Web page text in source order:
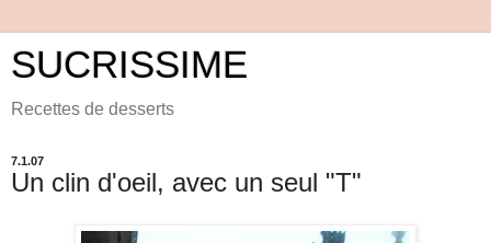
SUCRISSIME
Recettes de desserts
7.1.07
Un clin d'oeil, avec un seul "T"